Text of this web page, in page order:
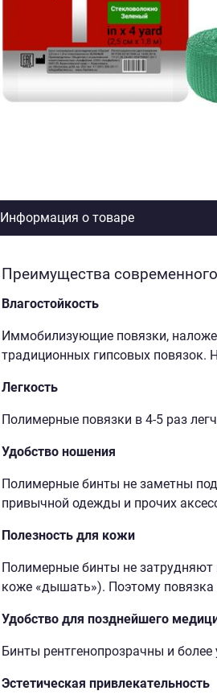
Информация о товаре
Преимущества
Влагостойкость
Иммобилизующие повязки,
традиционных гипсовых повязок.
Легкость
Полимерные повязки в 4-5 раз
Удобство ношения
Полимерные бинты не заметны
привычной одежды и прочих
Полезность для кожи
Полимерные бинты не
коже «дышать»). Поэтому повязка
Удобство для позднейшего
Бинты рентгенопрозрачны и
Эстетическая привлекательность